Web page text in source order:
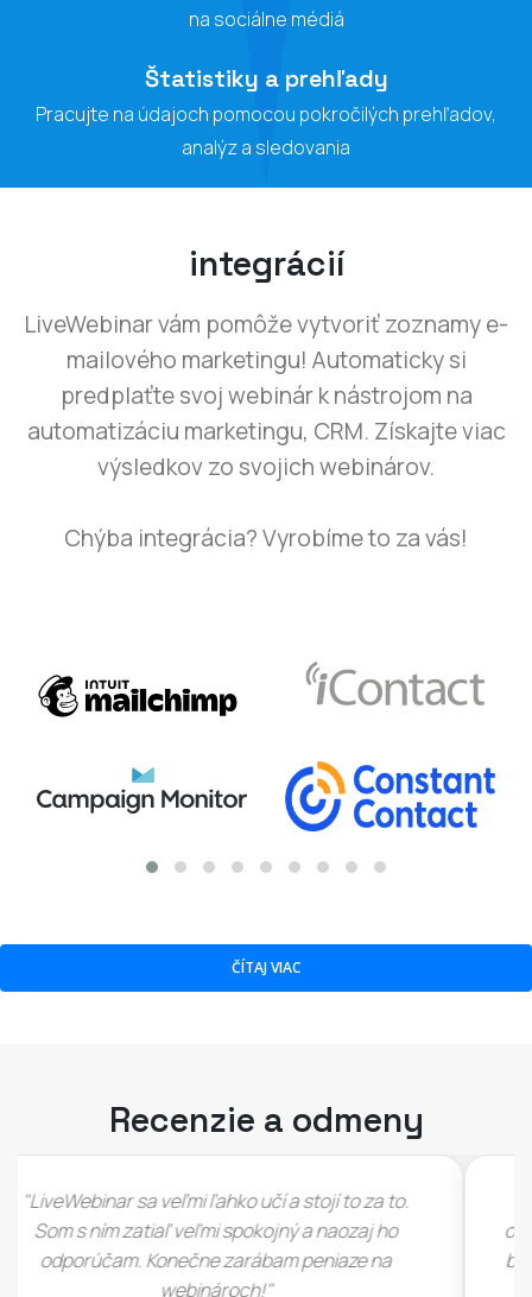
na sociálne médiá
Štatistiky a prehľady
Pracujte na údajoch pomocou pokročilých prehľadov,
analýz a sledovania
integrácií
LiveWebinar vám pomôže vytvoriť zoznamy e-
mailového marketingu! Automaticky si
predplaťte svoj webinár k nástrojom na
automatizáciu marketingu, CRM. Získajte viac
výsledkov zo svojich webinárov.
Chýba integrácia? Vyrobíme to za vás!
ČÍTAJ VIAC
Recenzie a odmeny
"Musím sa priznať, že som sa do tejto dohody
okamžite zamiloval hneď, ako som ju videl (...), rád
by som videl, ako sa LiveWebinar darí a rastie (...)"